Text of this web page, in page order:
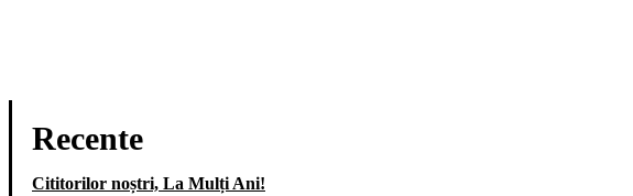
Recente
Cititorilor noștri, La Mulți Ani!